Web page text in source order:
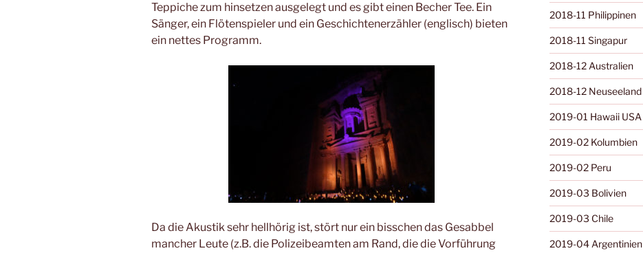
Teppiche zum hinsetzen ausgelegt und es gibt einen Becher Tee. Ein
Sänger, ein Flötenspieler und ein Geschichtenerzähler (englisch) bieten
ein nettes Programm.
Da die Akustik sehr hellhörig ist, stört nur ein bisschen das Gesabbel
mancher Leute (z.B. die Polizeibeamten am Rand, die die Vorführung
2018-11 Philippinen
2018-11 Singapur
2018-12 Australien
2018-12 Neuseeland
2019-01 Hawaii USA
2019-02 Kolumbien
2019-02 Peru
2019-03 Bolivien
2019-03 Chile
2019-04 Argentinien